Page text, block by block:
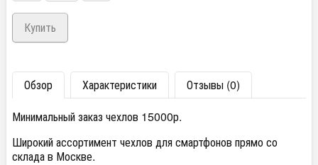
Обзор Характеристики
Отзывы (0)
Минимальный заказ чехлов 15000р.
Широкий ассортимент чехлов для смартфонов прямо со
склада в Москве.